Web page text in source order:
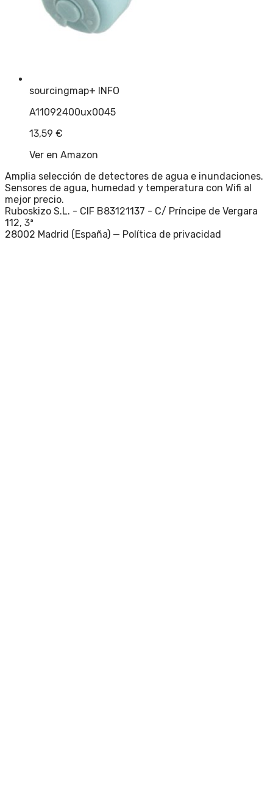
sourcingmap+ INFO
A11092400ux0045
13,59 €
Ver en Amazon
Amplia selección de detectores de agua e inundaciones.
Sensores de agua, humedad y temperatura con Wifi al
mejor precio.
Ruboskizo S.L. - CIF B83121137 - C/ Príncipe de Vergara
112, 3ª
28002 Madrid (España) — Política de privacidad